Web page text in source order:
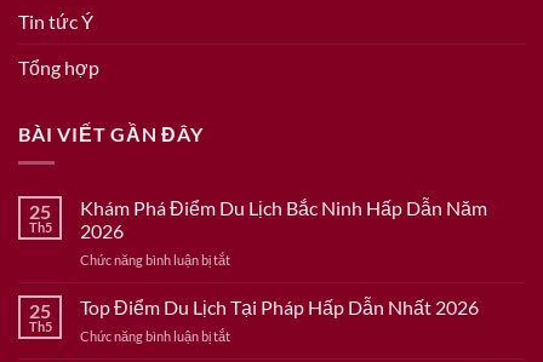
Tin tức Ý
Tổng hợp
BÀI VIẾT GẦN ĐÂY
25
Th5
Khám Phá Điểm Du Lịch Bắc Ninh Hấp Dẫn Năm
2026
Chức năng bình luận bị tắtở
Phá
Điểm
Du
25
Th5
Top Điểm Du Lịch Tại Pháp Hấp Dẫn Nhất 2026
Chức năng bình luận bị tắtở